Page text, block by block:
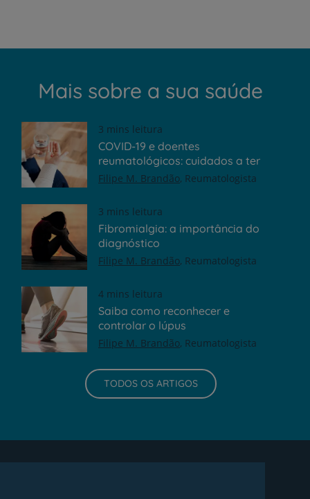
Mais sobre a sua saúde
3 mins leitura
COVID-19 e doentes
reumatológicos: cuidados a ter
Filipe M. Brandão Reumatologista
3 mins leitura
Fibromialgia: a importância do
diagnóstico
Filipe M. Brandão Reumatologista
4 mins leitura
Saiba como reconhecer e
controlar o lúpus
Filipe M. Brandão Reumatologista
TODOS OS ARTIGOS